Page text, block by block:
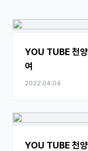
YOU TUBE 천
여
2022.04.04
YOU TUBE 천양지차 26 -